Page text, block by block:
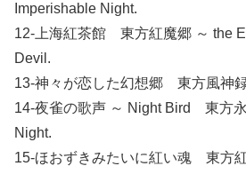
Imperishable Night.
12-上海紅茶館 東方紅魔郷 ～ the
Devil.
13-神々が恋した幻想郷 東方風神
14-夜雀の歌声 ～ Night Bird 東方
Night.
15-ほおずきみたいに紅い魂 東方